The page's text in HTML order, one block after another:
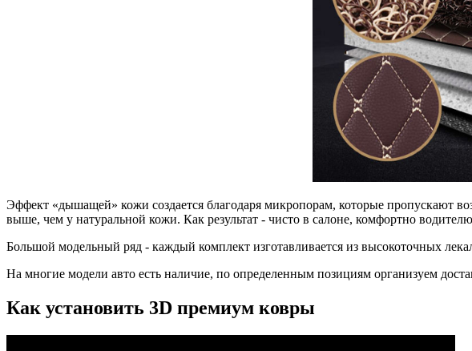
Эффект «дышащей» кожи создается благодаря микропорам, которые пропускают
выше, чем у натуральной кожи. Как результат - чисто в салоне, комфортно
Большой модельный ряд - каждый комплект изготавливается из высокоточных
На многие модели авто есть наличие, по определенным позициям организуем
Как установить 3D премиум ковры